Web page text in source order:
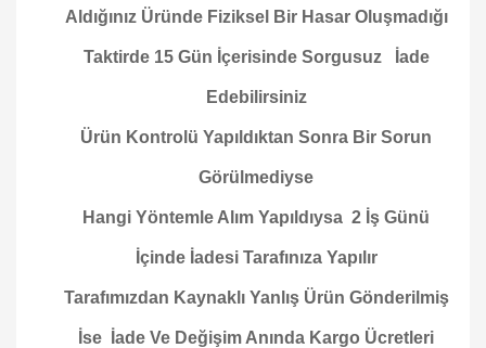
Aldığınız Üründe Fiziksel Bir Hasar Oluşmadığı
Taktirde 15 Gün İçerisinde Sorgusuz İade
Edebilirsiniz
Ürün Kontrolü Yapıldıktan Sonra Bir Sorun
Görülmediyse
Hangi Yöntemle Alım Yapıldıysa 2 İş Günü
İçinde İadesi Tarafınıza Yapılır
Tarafımızdan Kaynaklı Yanlış Ürün Gönderilmiş
İse İade Ve Değişim Anında Kargo Ücretleri